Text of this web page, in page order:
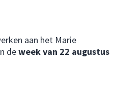
aan het Marie
deweek van 22 augustus